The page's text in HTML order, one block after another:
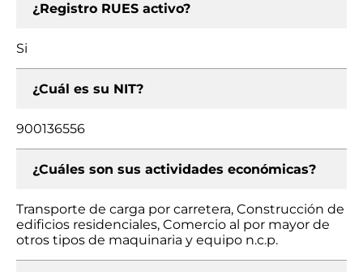
¿Registro RUES activo?
Si
¿Cuál es su NIT?
900136556
¿Cuáles son sus actividades económicas?
Transporte de carga por carretera, Construcción de
edificios residenciales, Comercio al por mayor de
otros tipos de maquinaria y equipo n.c.p.